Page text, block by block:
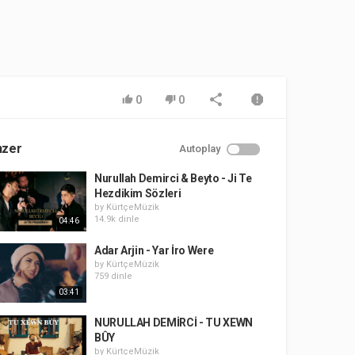
0 0
Autoplay
04:46
Nurullah Demirci & Beyto - Ji Te
Hezdikim Sözleri
by KürtçeMüzik
14.9k dinle
03:41
Adar Arjin - Yar İro Were
by KürtçeMüzik
759 dinle
NURULLAH DEMİRCİ - TU XEWN
BÛY
by KürtçeMüzik